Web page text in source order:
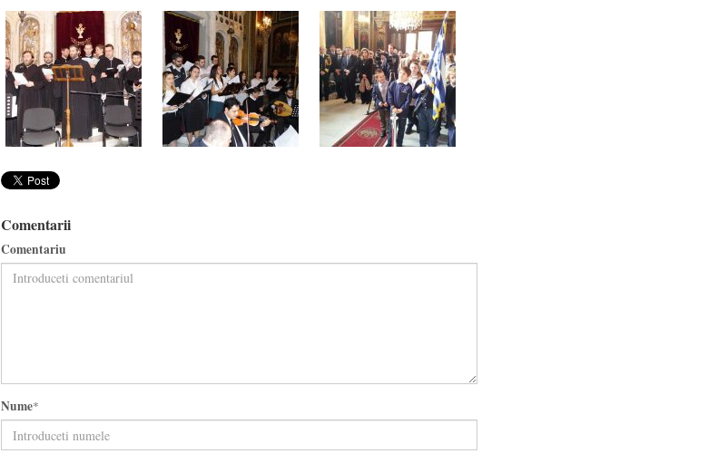
Comentarii
Comentariu
Nume*